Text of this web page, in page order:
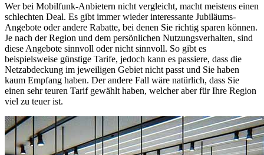
Wer bei Mobilfunk-Anbietern nicht vergleicht, macht meistens einen
schlechten Deal. Es gibt immer wieder interessante Jubiläums-
Angebote oder andere Rabatte, bei denen Sie richtig sparen können.
Je nach der Region und dem persönlichen Nutzungsverhalten, sind
diese Angebote sinnvoll oder nicht sinnvoll. So gibt es
beispielsweise günstige Tarife, jedoch kann es passiere, dass die
Netzabdeckung im jeweiligen Gebiet nicht passt und Sie haben
kaum Empfang haben. Der andere Fall wäre natürlich, dass Sie
einen sehr teuren Tarif gewählt haben, welcher aber für Ihre Region
viel zu teuer ist.